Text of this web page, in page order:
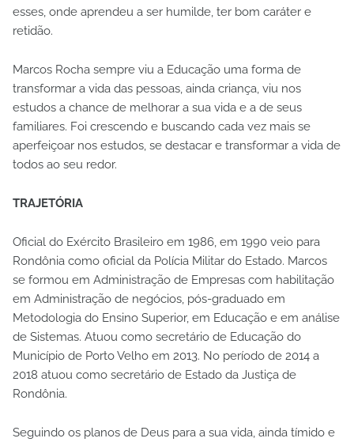
esses, onde aprendeu a ser humilde, ter bom caráter e
retidão.
Marcos Rocha sempre viu a Educação uma forma de
transformar a vida das pessoas, ainda criança, viu nos
estudos a chance de melhorar a sua vida e a de seus
familiares. Foi crescendo e buscando cada vez mais se
aperfeiçoar nos estudos, se destacar e transformar a vida de
todos ao seu redor.
TRAJETÓRIA
Oficial do Exército Brasileiro em 1986, em 1990 veio para
Rondônia como oficial da Polícia Militar do Estado. Marcos
se formou em Administração de Empresas com habilitação
em Administração de negócios, pós-graduado em
Metodologia do Ensino Superior, em Educação e em análise
de Sistemas. Atuou como secretário de Educação do
Município de Porto Velho em 2013. No período de 2014 a
2018 atuou como secretário de Estado da Justiça de
Rondônia.
Seguindo os planos de Deus para a sua vida, ainda tímido e